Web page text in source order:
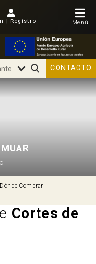
| Regístro Menú
CONTACTO
Dónde Comprar
Cortes de